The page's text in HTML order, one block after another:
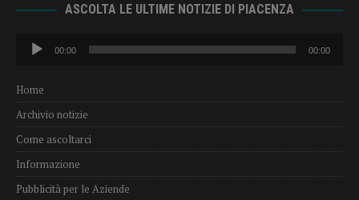
ASCOLTA LE ULTIME NOTIZIE DI PIACENZA
Audio
Player
00:00 00:00
Home
Archivio notizie
Come ascoltarci
Informazione
Pubblicità per le Aziende